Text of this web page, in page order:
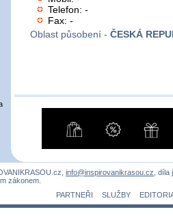
Telefon: -
Fax: -
Oblast působení - ČESKÁ
info@inspirovanikrasou.cz ,
zákonem.
PARTNEŘI
SLUŽBY